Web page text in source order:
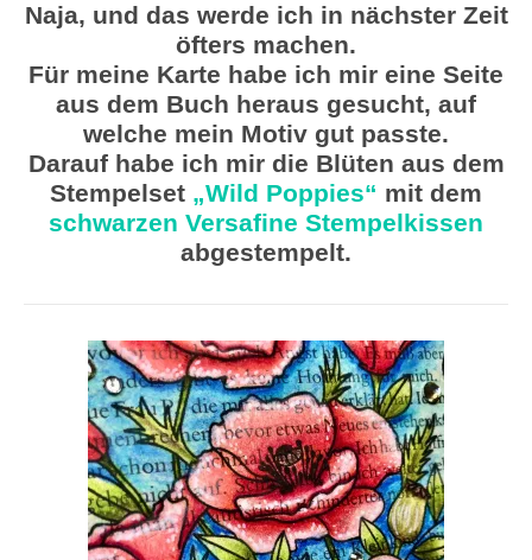
Naja, und das werde ich in nächster Zeit
öfters machen.
Für meine Karte habe ich mir eine Seite
aus dem Buch heraus gesucht, auf
welche mein Motiv gut passte.
Darauf habe ich mir die Blüten aus dem
Stempelset „Wild Poppies“ mit dem
schwarzen Versafine Stempelkissen
abgestempelt.